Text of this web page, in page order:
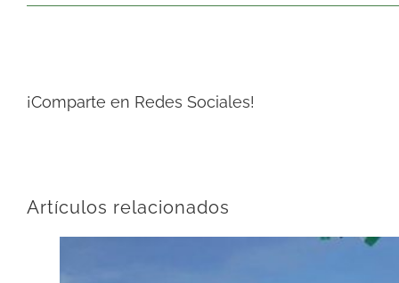
¡Comparte en Redes Sociales!
Artículos relacionados